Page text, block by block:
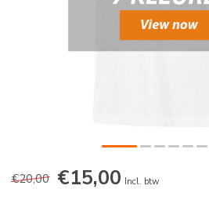
€20,00 €15,00 Incl. btw